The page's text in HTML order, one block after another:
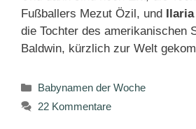
Fußballers Mezut Özil, und
die Tochter des amerikanischen
Baldwin, kürzlich zur Welt
Kategorien
Babynamen der Woche
22 Kommentare